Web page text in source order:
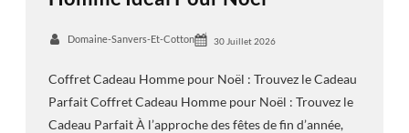
Domaine-Sanvers-Et-Cotton 30 Juillet 2026
Coffret Cadeau Homme pour Noël : Trouvez le Cadeau
Parfait Coffret Cadeau Homme pour Noël : Trouvez le
Cadeau Parfait À l’approche des fêtes de fin d’année,